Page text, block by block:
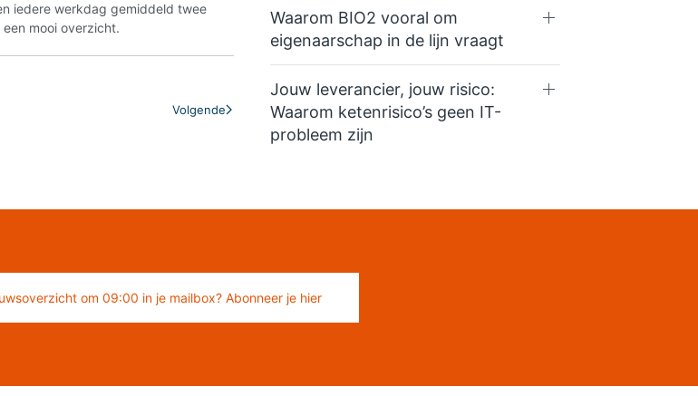
iedere werkdag gemiddeld twee
mooi overzicht.
Volgende
Waarom BIO2 vooral om
eigenaarschap in de lijn vraagt
Jouw leverancier, jouw risico:
Waarom ketenrisico’s geen IT-
probleem zijn
om 09:00 in je mailbox? Abonneer je hier